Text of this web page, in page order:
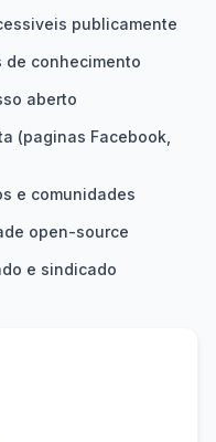
publicamente
de conhecimento
aberto
(paginas Facebook,
e comunidades
open-source
e sindicado